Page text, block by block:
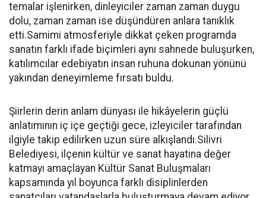
temalar işlenirken, dinleyiciler zaman zaman duygu
dolu, zaman zaman ise düşündüren anlara tanıklık
etti.Samimi atmosferiyle dikkat çeken programda
sanatın farklı ifade biçimleri aynı sahnede buluşurken,
katılımcılar edebiyatın insan ruhuna dokunan yönünü
yakından deneyimleme fırsatı buldu.
Şiirlerin derin anlam dünyası ile hikâyelerin güçlü
anlatımının iç içe geçtiği gece, izleyiciler tarafından
ilgiyle takip edilirken uzun süre alkışlandı.Silivri
Belediyesi, ilçenin kültür ve sanat hayatına değer
katmayı amaçlayan Kültür Sanat Buluşmaları
kapsamında yıl boyunca farklı disiplinlerden